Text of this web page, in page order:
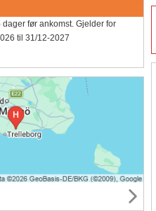
før ankomst. Gjelder for
til 31/12-2027